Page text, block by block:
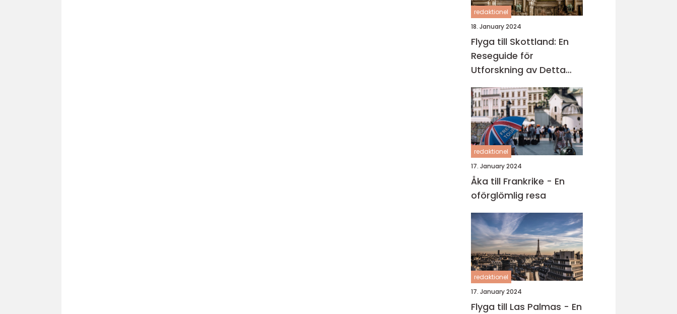
redaktionel
18. January 2024
Flyga till Skottland: En
Reseguide för
Utforskning av Detta
Fascinerande Land
redaktionel
17. January 2024
Åka till Frankrike - En
oförglömlig resa
redaktionel
17. January 2024
Flyga till Las Palmas - En